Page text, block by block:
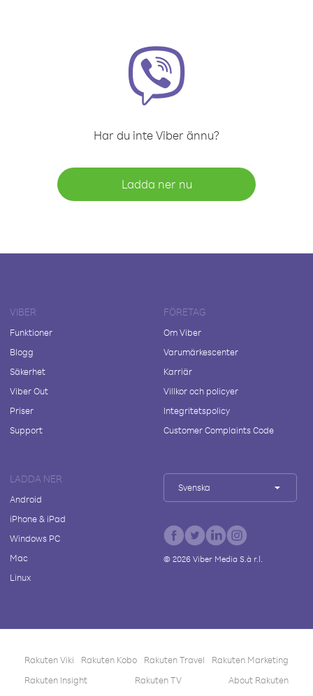
Har du inte Viber ännu?
Ladda ner nu
VIBER
Funktioner
Blogg
Säkerhet
Viber Out
Priser
Support
FÖRETAG
Om Viber
Varumärkescenter
Karriär
Villkor och policyer
Integritetspolicy
Customer Complaints Code
LADDA NER
Android
iPhone & iPad
Windows PC
Mac
Linux
Svenska
© 2026Viber Media S.à r.l.
Rakuten Viki Rakuten Kobo Rakuten Travel
Rakuten Marketing
Rakuten Insight
Rakuten TV About Rakuten